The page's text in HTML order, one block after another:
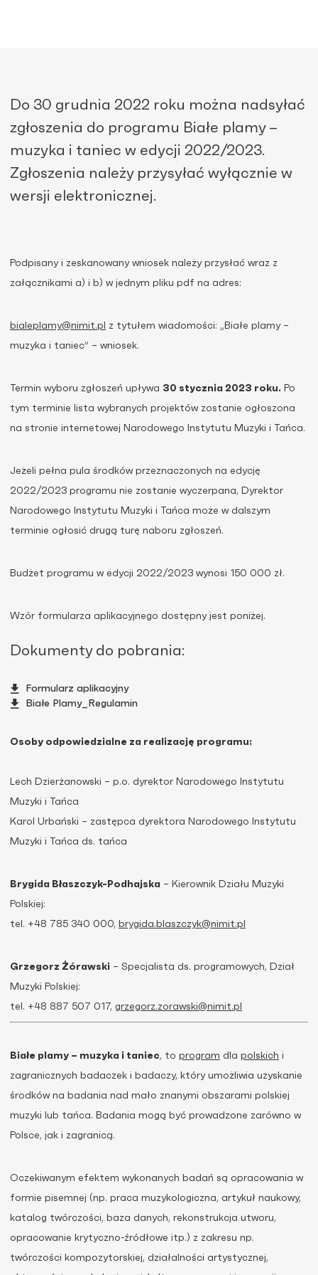
Do 30 grudnia 2022 roku można nadsyłać
zgłoszenia do programu Białe plamy –
muzyka i taniec w edycji 2022/2023.
Zgłoszenia należy przysyłać wyłącznie w
wersji elektronicznej.
Podpisany i zeskanowany wniosek należy przysłać wraz z
załącznikami a) i b) w jednym pliku pdf na adres:
bialeplamy@nimit.pl
z tytułem wiadomości: „Białe plamy –
muzyka i taniec” – wniosek.
Termin wyboru zgłoszeń upływa 30 stycznia 2023 roku. Po
tym terminie lista wybranych projektów zostanie ogłoszona
na stronie internetowej Narodowego Instytutu Muzyki i Tańca.
Jeżeli pełna pula środków przeznaczonych na edycję
2022/2023 programu nie zostanie wyczerpana, Dyrektor
Narodowego Instytutu Muzyki i Tańca może w dalszym
terminie ogłosić drugą turę naboru zgłoszeń.
Budżet programu w edycji 2022/2023 wynosi 150 000 zł.
Wzór formularza aplikacyjnego dostępny jest poniżej.
Dokumenty do pobrania:
Formularz aplikacyjny
Białe Plamy_Regulamin
Osoby odpowiedzialne za realizację programu:
Lech Dzierżanowski – p.o. dyrektor Narodowego Instytutu
Muzyki i Tańca
Karol Urbański – zastępca dyrektora Narodowego Instytutu
Muzyki i Tańca ds. tańca
Brygida Błaszczyk-Podhajska – Kierownik Działu Muzyki
Polskiej:
tel. +48 785 340 000, brygida.blaszczyk@nimit.pl
Grzegorz Żórawski – Specjalista ds. programowych, Dział
Muzyki Polskiej:
tel. +48 887 507 017, grzegorz.zorawski@nimit.pl
Białe plamy – muzyka i taniec, to program dla polskich i
zagranicznych badaczek i badaczy, który umożliwia uzyskanie
środków na badania nad mało znanymi obszarami polskiej
muzyki lub tańca. Badania mogą być prowadzone zarówno w
Polsce, jak i zagranicą.
Oczekiwanym efektem wykonanych badań są opracowania w
formie pisemnej (np. praca muzykologiczna, artykuł naukowy,
katalog twórczości, baza danych, rekonstrukcja utworu,
opracowanie krytyczno-źródłowe itp.) z zakresu np.
twórczości kompozytorskiej, działalności artystycznej,